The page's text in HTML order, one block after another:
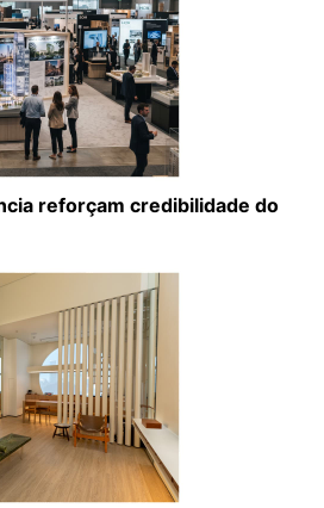
reforçam credibilidade do